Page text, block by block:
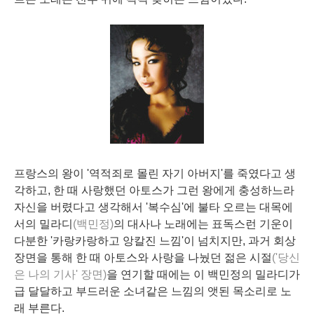
프랑스의 왕이 '역적죄로 몰린 자기 아버지'를 죽였다고 생
각하고, 한 때 사랑했던 아토스가 그런 왕에게 충성하느라
자신을 버렸다고 생각해서 '복수심'에 불타 오르는 대목에
서의 밀라디 (백민정)의 대사나 노래에는 표독스런 기운이
다분한 '카랑카랑하고 앙칼진 느낌'이 넘치지만, 과거 회상
장면을 통해 한 때 아토스와 사랑을 나눴던 젊은 시절('당신
은 나의 기사' 장면)을 연기할 때에는 이 백민정의 밀라디가
급 달달하고 부드러운 소녀같은 느낌의 앳된 목소리로 노
래 부른다.